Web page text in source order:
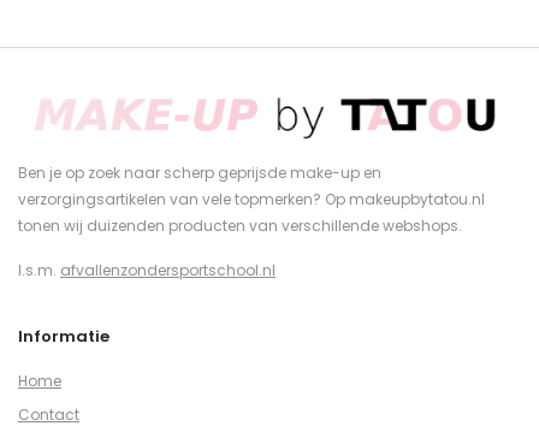
Ben je op zoek naar scherp geprijsde make-up en
verzorgingsartikelen van vele topmerken? Op makeupbytatou.nl
tonen wij duizenden producten van verschillende webshops.
I.s.m. afvallenzondersportschool.nl
Informatie
Home
Contact